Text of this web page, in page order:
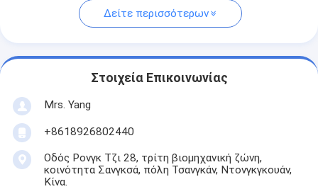
Δείτε περισσότερων
Στοιχεία Επικοινωνίας
Mrs. Yang
+8618926802440
Οδός Ρονγκ Τζι 28, τρίτη βιομηχανική ζώνη,
κοινότητα Σανγκσά, πόλη Τσανγκάν, Ντονγκγκουάν,
Κίνα.